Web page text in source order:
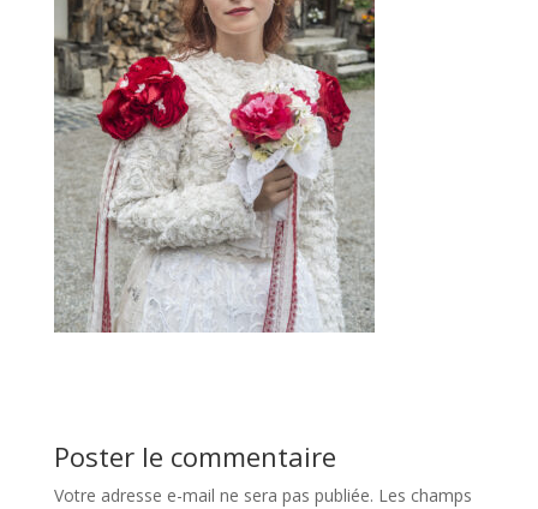
Poster le commentaire
Votre adresse e-mail ne sera pas publiée. Les champs